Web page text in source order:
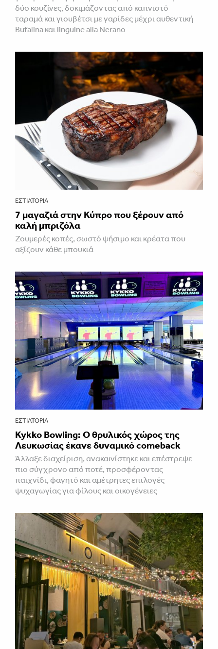
δύο κουζίνες, δοκιμάζοντας από καπνιστό
ταραμά και γιουβέτσι με γαρίδες μέχρι αυθεντική
Bufalina και linguine alla Nerano
ΕΣΤΙΑΤΌΡΙΑ
7 μαγαζιά στην Κύπρο που ξέρουν από
καλή μπριζόλα
Ζουμερές κοπές, σωστό ψήσιμο και κρέατα που
αξίζουν κάθε μπουκιά
ΕΣΤΙΑΤΌΡΙΑ
Kykko Bowling: Ο θρυλικός χώρος της
Λευκωσίας έκανε δυναμικό comeback
Άλλαξε διαχείριση, ανακαινίστηκε και επέστρεψε
πιο σύγχρονο από ποτέ, προσφέροντας
παιχνίδι, φαγητό και αμέτρητες επιλογές
ψυχαγωγίας για φίλους και οικογένειες